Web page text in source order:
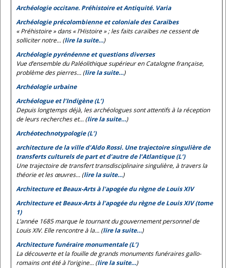
Archéologie occitane. Préhistoire et Antiquité. Varia
Archéologie précolombienne et coloniale des Caraïbes
« Préhistoire » dans « l’Histoire » ; les faits caraïbes ne cessent de
solliciter notre... (lire la suite…)
Archéologie pyrénéenne et questions diverses
Vue d’ensemble du Paléolithique supérieur en Catalogne française,
problème des pierres... (lire la suite…)
Archéologie urbaine
Archéologue et l’Indigène (L’)
Depuis longtemps déjà, les archéologues sont attentifs à la réception
de leurs recherches et... (lire la suite…)
Archéotechnotypologie (L’)
architecture de la ville d’Aldo Rossi. Une trajectoire singulière de
transferts culturels de part et d’autre de l’Atlantique (L’)
Une trajectoire de transfert transdisciplinaire singulière, à travers la
théorie et les œuvres... (lire la suite…)
Architecture et Beaux-Arts à l'apogée du règne de Louis XIV
Architecture et Beaux-Arts à l’apogée du règne de Louis XIV (tome
1)
L’année 1685 marque le tournant du gouvernement personnel de
Louis XIV. Elle rencontre à la... (lire la suite…)
Architecture funéraire monumentale (L’)
La découverte et la fouille de grands monuments funéraires gallo-
romains ont été à l’origine... (lire la suite…)